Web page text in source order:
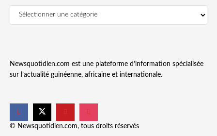
Newsquotidien.com est une plateforme d’information spécialisée
sur l’actualité guinéenne, africaine et internationale.
© Newsquotidien.com, tous droits réservés